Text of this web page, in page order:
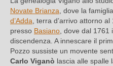
Novate Brianza, dove la
d’Adda, terra d’arrivo attorno
presso Basiano, dove dal 1761
discendenza. A innescare il
Pozzo sussiste un movente
Carlo Viganò lascia alle spalle